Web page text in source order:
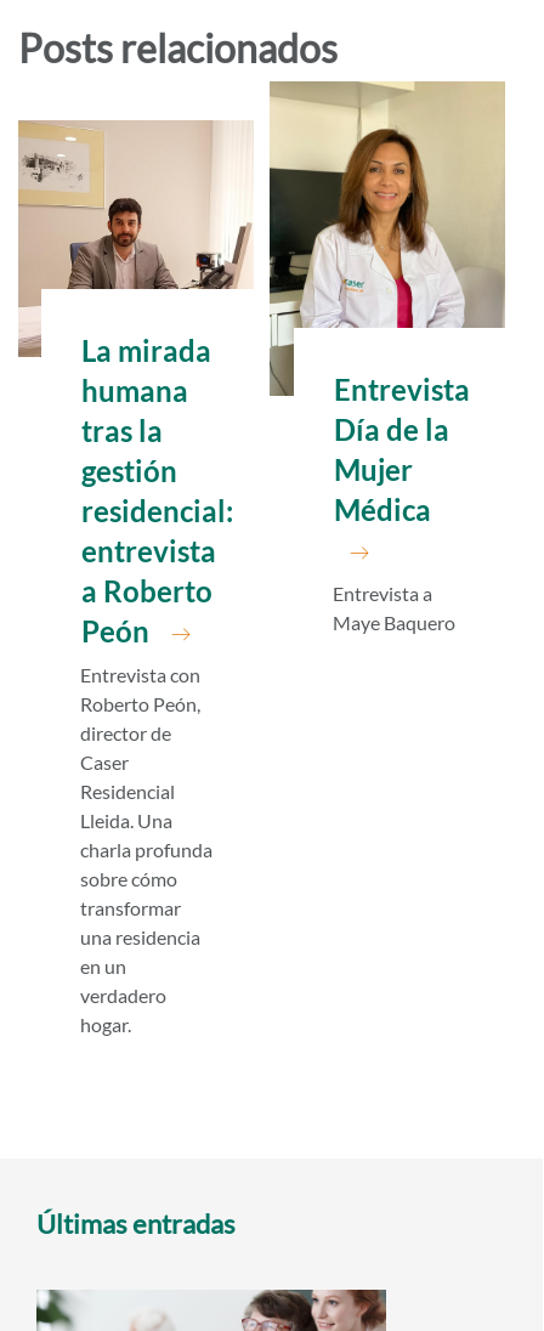
Posts relacionados
La mirada
humana
tras la
gestión
residencial:
entrevista
a Roberto
Peón
Entrevista con
Roberto Peón,
director de
Caser
Residencial
Lleida. Una
charla profunda
sobre cómo
transformar
una residencia
en un
verdadero
hogar.
Entrevista
Día de la
Mujer
Médica
Entrevista a
Maye Baquero
Últimas entradas